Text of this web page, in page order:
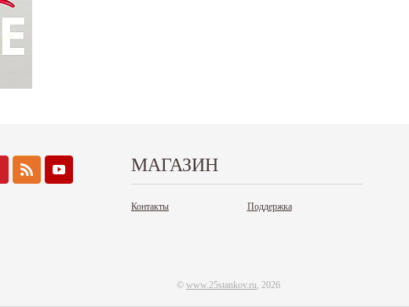
МАГАЗИН
Контакты Поддержка
© www.25stankov.ru, 2026